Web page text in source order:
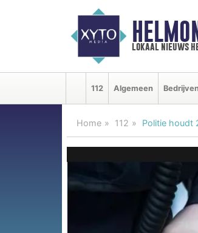
lokaal nieuws
112 Algemeen
Home 112 Politie houdt